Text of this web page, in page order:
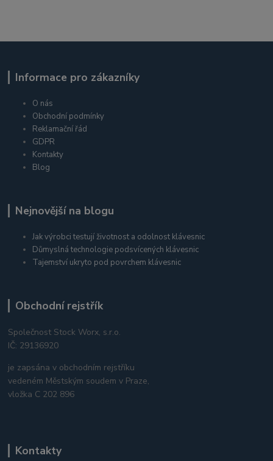
Informace pro zákazníky
O nás
Obchodní podmínky
Reklamační řád
GDPR
Kontakty
Blog
Nejnovější na blogu
Jak výrobci testují životnost a odolnost klávesnic
Důmyslná technologie podsvícených klávesnic
Tajemství ukryto pod povrchem klávesnic
Obchodní rejstřík
Společnost Stock Worx, s.r.o.
IČ: 29136920
je zapsána v obchodním rejstříku
vedeném Městským soudem v Praze,
vložka C 202 896
Kontakty